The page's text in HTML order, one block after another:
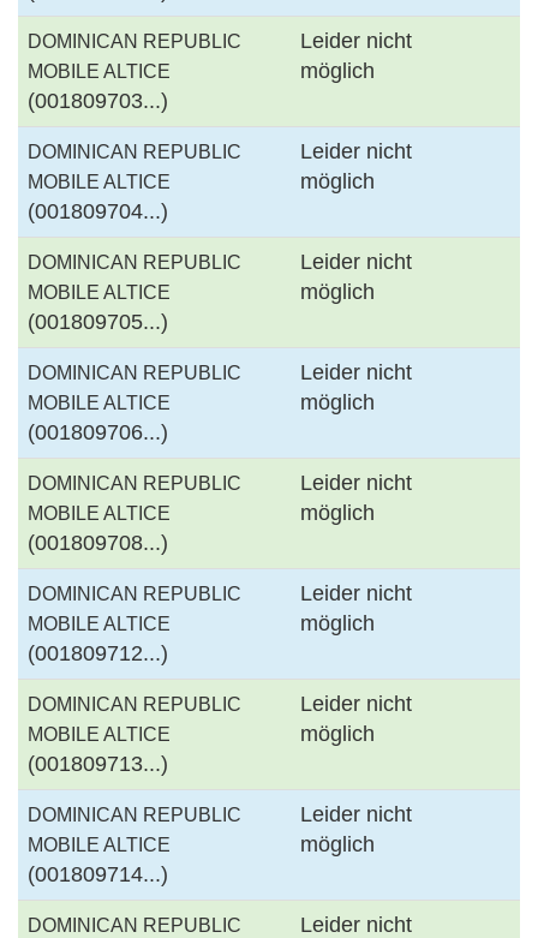
DOMINICAN REPUBLIC
MOBILE ALTICE
(001809703...)
Leider nicht
möglich
DOMINICAN REPUBLIC
MOBILE ALTICE
(001809704...)
Leider nicht
möglich
DOMINICAN REPUBLIC
MOBILE ALTICE
(001809705...)
Leider nicht
möglich
DOMINICAN REPUBLIC
MOBILE ALTICE
(001809706...)
Leider nicht
möglich
DOMINICAN REPUBLIC
MOBILE ALTICE
(001809708...)
Leider nicht
möglich
DOMINICAN REPUBLIC
MOBILE ALTICE
(001809712...)
Leider nicht
möglich
DOMINICAN REPUBLIC
MOBILE ALTICE
(001809713...)
Leider nicht
möglich
DOMINICAN REPUBLIC
MOBILE ALTICE
(001809714...)
Leider nicht
möglich
DOMINICAN REPUBLIC
Leider nicht